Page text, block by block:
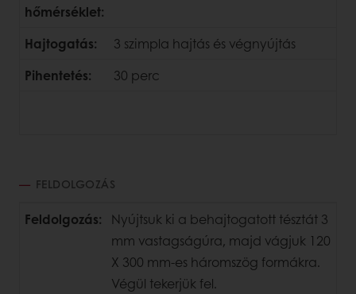
hőmérséklet:
Hajtogatás:
3 szimpla hajtás és végnyújtás
Pihentetés:
30 perc
FELDOLGOZÁS
Feldolgozás:
Nyújtsuk ki a behajtogatott tésztát 3
mm vastagságúra, majd vágjuk 120
X 300 mm-es háromszög formákra.
Végül tekerjük fel.